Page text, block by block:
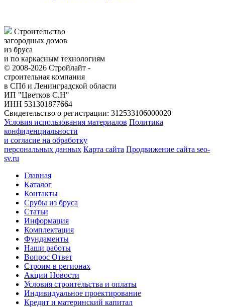
Строительство
загородных домов
из бруса
и по каркасным технологиям
© 2008-2026 Стройлайт -
строительная компания
в СПб и Ленинградской области
ИП "Цветков С.Н"
ИНН 531301877664
Свидетельство о регистрации: 312533106000020
Условия использования материалов Политика
конфиденциальности
и согласие на обработку
персональных данных Карта сайта Продвижение сайта seo-
sv.ru
Главная
Каталог
Контакты
Срубы из бруса
Статьи
Информация
Комплектация
Фундаменты
Наши работы
Вопрос Ответ
Строим в регионах
Акции Новости
Условия строительства и оплаты
Индивидуальное проектирование
Кредит и материнский капитал